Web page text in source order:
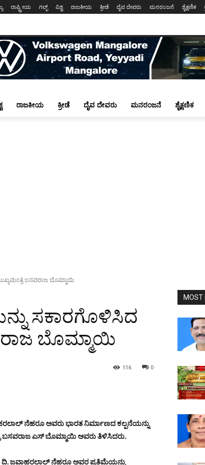
ರಾಷ್ಟ್ರೀಯ ಗಲ್ಫ್ ವಿಶ್ವ ರಾಜಕೀಯ ಕ್ರೀಡೆ ದೈವ ದೇವರು ಮನರಂಜನೆ ಶೈಕ್ಷಣಿಕ
ರಾಜಕೀಯ ಕ್ರೀಡೆ ದೈವ ದೇವರು ಮನರಂಜನೆ ಶೈಕ್ಷಣಿಕ
ಬಸವರಾಜ ಬೊಮ್ಮಾಯಿ
ಸಕಾರಗೊಳಿಸಿದ
ಬೊಮ್ಮಾಯಿ
0
116
ನೆಹರೂ ಅವರು ಭಾರತ ನಿರ್ಮಾಣದ ಕಲ್ಪನೆಯನ್ನು
ಬಸವರಾಜ ಎಸ್ ಬೊಮ್ಮಾಯಿ ಅವರು ತಿಳಿಸಿದರು.
ದಿ. ಜವಾಹರಲಾಲ್ ನೆಹರೂ ಅವರ ಪ್ರತಿಮೆಯನ್ನು
MOST